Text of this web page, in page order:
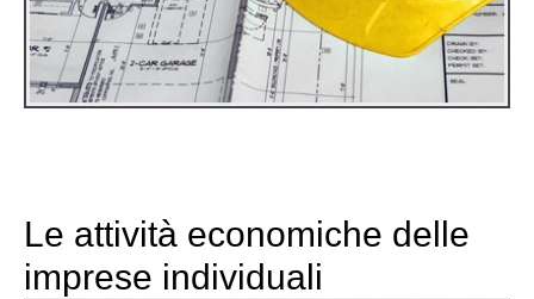
Le attività economiche delle
imprese individuali